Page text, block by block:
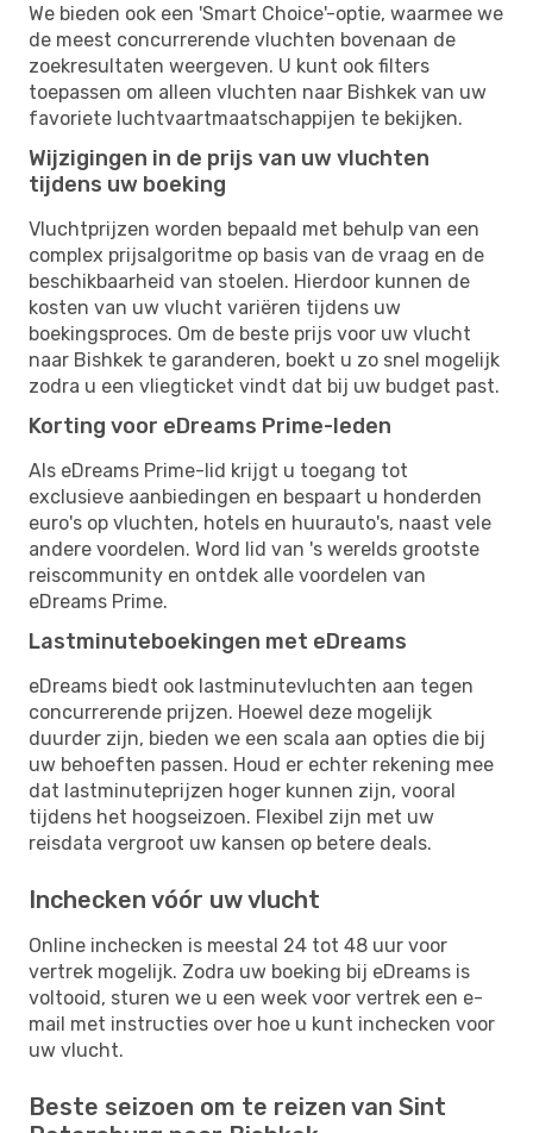
We bieden ook een 'Smart Choice'-optie, waarmee we
de meest concurrerende vluchten bovenaan de
zoekresultaten weergeven. U kunt ook filters
toepassen om alleen vluchten naar Bishkek van uw
favoriete luchtvaartmaatschappijen te bekijken.
Wijzigingen in de prijs van uw vluchten
tijdens uw boeking
Vluchtprijzen worden bepaald met behulp van een
complex prijsalgoritme op basis van de vraag en de
beschikbaarheid van stoelen. Hierdoor kunnen de
kosten van uw vlucht variëren tijdens uw
boekingsproces. Om de beste prijs voor uw vlucht
naar Bishkek te garanderen, boekt u zo snel mogelijk
zodra u een vliegticket vindt dat bij uw budget past.
Korting voor eDreams Prime-leden
Als eDreams Prime-lid krijgt u toegang tot
exclusieve aanbiedingen en bespaart u honderden
euro's op vluchten, hotels en huurauto's, naast vele
andere voordelen. Word lid van 's werelds grootste
reiscommunity en ontdek alle voordelen van
eDreams Prime.
Lastminuteboekingen met eDreams
eDreams biedt ook lastminutevluchten aan tegen
concurrerende prijzen. Hoewel deze mogelijk
duurder zijn, bieden we een scala aan opties die bij
uw behoeften passen. Houd er echter rekening mee
dat lastminuteprijzen hoger kunnen zijn, vooral
tijdens het hoogseizoen. Flexibel zijn met uw
reisdata vergroot uw kansen op betere deals.
Inchecken vóór uw vlucht
Online inchecken is meestal 24 tot 48 uur voor
vertrek mogelijk. Zodra uw boeking bij eDreams is
voltooid, sturen we u een week voor vertrek een e-
mail met instructies over hoe u kunt inchecken voor
uw vlucht.
Beste seizoen om te reizen van Sint